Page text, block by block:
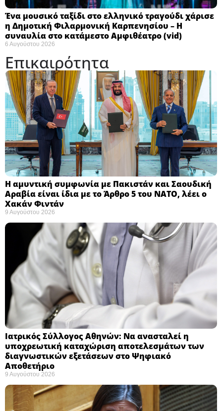
Ένα μουσικό ταξίδι στο ελληνικό τραγούδι χάρισε
η Δημοτική Φιλαρμονική Καρπενησίου – Η
συναυλία στο κατάμεστο Αμφιθέατρο (vid)
6 Αυγούστου 2026
Επικαιρότητα
Η αμυντική συμφωνία με Πακιστάν και Σαουδική
Αραβία είναι ίδια με το Άρθρο 5 του ΝΑΤΟ, λέει ο
Χακάν Φιντάν ​
9 Αυγούστου 2026
Ιατρικός Σύλλογος Αθηνών: Να ανασταλεί η
υποχρεωτική καταχώριση αποτελεσμάτων των
διαγνωστικών εξετάσεων στο Ψηφιακό
Αποθετήριο ​
9 Αυγούστου 2026